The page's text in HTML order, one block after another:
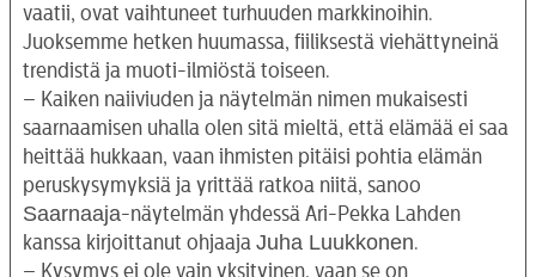
vaatii, ovat vaihtuneet turhuuden markkinoihin.
Juoksemme hetken huumassa, fiiliksestä viehättyneinä
trendistä ja muoti-ilmiöstä toiseen.
– Kaiken naiiviuden ja näytelmän nimen mukaisesti
saarnaamisen uhalla olen sitä mieltä, että elämää ei saa
heittää hukkaan, vaan ihmisten pitäisi pohtia elämän
peruskysymyksiä ja yrittää ratkoa niitä, sanoo
Saarnaaja-näytelmän yhdessä Ari-Pekka Lahden
kanssa kirjoittanut ohjaaja Juha Luukkonen
– Kysymys ei ole vain yksityinen, vaan se on